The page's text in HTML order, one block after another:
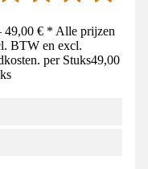
€ * Alle prijzen
BTW en excl.
per Stuks49,00